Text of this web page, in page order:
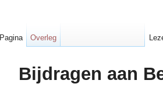
Bijdragen aan
Pagina Overleg